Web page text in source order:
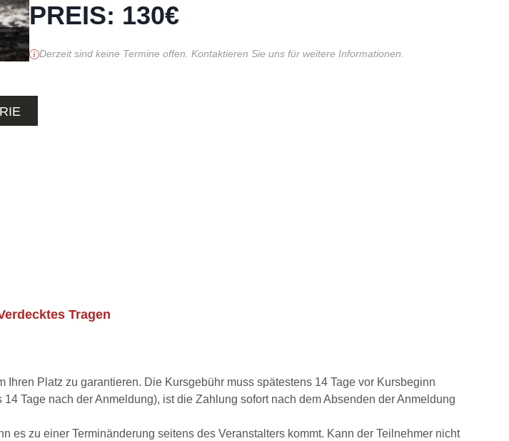
PREIS: 130€
Derzeit sind keine Termine offen. Kontaktieren Sie uns für weitere Informationen.
Tragen
Platz zu garantieren. Die Kursgebühr muss spätestens 14 Tage vor Kursbeginn
Tage nach der Anmeldung), ist die Zahlung sofort nach dem Absenden der Anmeldung
es zu einer Terminänderung seitens des Veranstalters kommt. Kann der Teilnehmer nicht